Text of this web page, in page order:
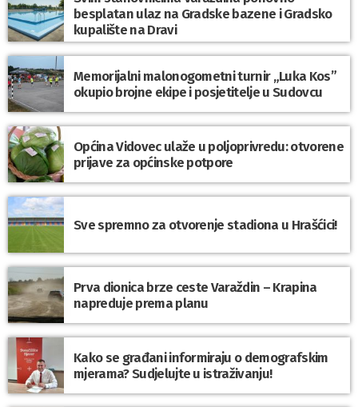
besplatan ulaz na Gradske bazene i Gradsko
kupalište na Dravi
Memorijalni malonogometni turnir „Luka Kos”
okupio brojne ekipe i posjetitelje u Sudovcu
Općina Vidovec ulaže u poljoprivredu: otvorene
prijave za općinske potpore
Sve spremno za otvorenje stadiona u Hrašćici!
Prva dionica brze ceste Varaždin – Krapina
napreduje prema planu
Kako se građani informiraju o demografskim
mjerama? Sudjelujte u istraživanju!